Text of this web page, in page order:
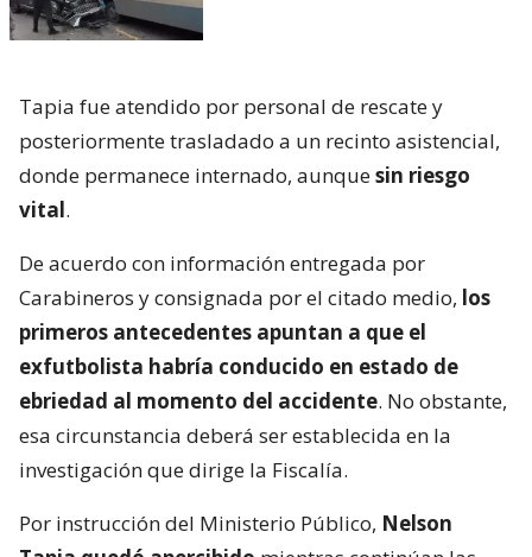
Tapia fue atendido por personal de rescate y
posteriormente trasladado a un recinto asistencial,
donde permanece internado, aunquesin riesgo
vital.
De acuerdo con información entregada por
Carabineros y consignada por el citado medio, los
primeros antecedentes apuntan a que el
exfutbolista habría conducido en estado de
ebriedad al momento del accidente. No obstante,
esa circunstancia deberá ser establecida en la
investigación que dirige la Fiscalía.
Por instrucción del Ministerio Público, Nelson